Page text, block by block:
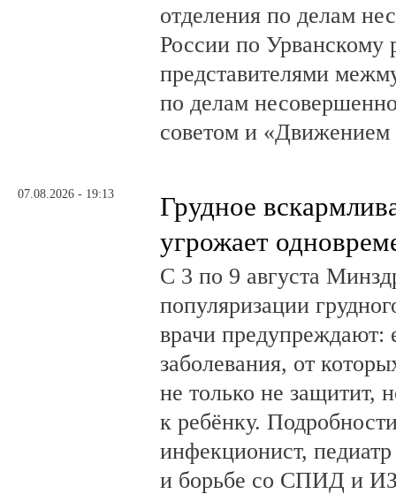
отделения по делам
России по Урванскому
представителями
по делам
советом и
07.08.2026 - 19:13
Грудное
угрожает
С 3 по 9 августа
популяризации
врачи предупреждают:
заболевания, от
не только не защитит,
к ребёнку.
инфекционист,
и борьбе со СПИД и